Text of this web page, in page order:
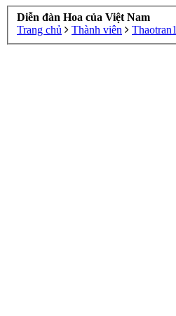
Diễn đàn Hoa của Việt Nam
Trang chủ
Thành viên Thaotran1